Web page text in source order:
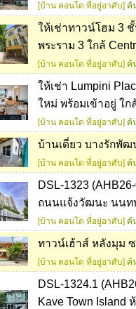
[บ้าน คอนโด ที่อยู่อาศับ] ค้
ให้เช่าทาวน์โฮม 3
พระราม 3 ใกล้
[บ้าน คอนโด ที่อยู่อาศับ] ค้
ให้เช่า Lumpini
ใหม่ พร้อมเข้าอยู่ ใ
[บ้าน คอนโด ที่อยู่อาศับ] ค้
บ้านเดี่ยว บางรักพัฒ
[บ้าน คอนโด ที่อยู่อาศับ] ค้
DSL-1323
ถนนแจ้งวัฒนะ นนท
[บ้าน คอนโด ที่อยู่อาศับ] ค้
ทาวน์เฮ้าส์ หลังมุม
[บ้าน คอนโด ที่อยู่อาศับ] ค้
DSL-1324.1
Kave Town Island